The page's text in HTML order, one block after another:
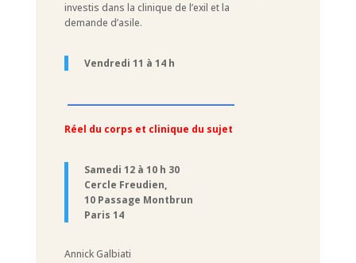
investis dans la clinique de l’exil et la
demande d’asile.
Vendredi 11 à 14 h
–––––––––––––––––––––
Réel du corps et clinique du sujet
Samedi 12 à 10 h 30
Cercle Freudien,
10 Passage Montbrun
Paris 14
Annick Galbiati